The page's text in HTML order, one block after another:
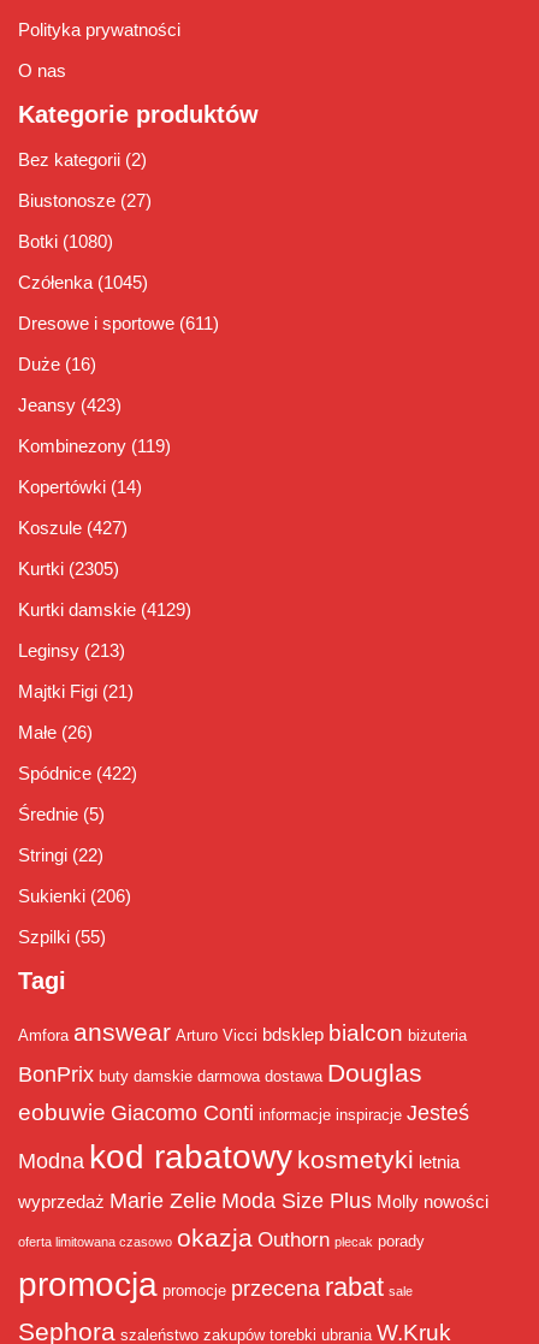
Polityka prywatności
O nas
Kategorie produktów
Bez kategorii (2)
Biustonosze (27)
Botki (1080)
Czółenka (1045)
Dresowe i sportowe (611)
Duże (16)
Jeansy (423)
Kombinezony (119)
Kopertówki (14)
Koszule (427)
Kurtki (2305)
Kurtki damskie (4129)
Leginsy (213)
Majtki Figi (21)
Małe (26)
Spódnice (422)
Średnie (5)
Stringi (22)
Sukienki (206)
Szpilki (55)
Tagi
Amfora answear Arturo Vicci bdsklep bialcon biżuteria
BonPrix buty damskie darmowa dostawa Douglas
eobuwie Giacomo Conti informacje inspiracje Jesteś
Modna kod rabatowy kosmetyki letnia
wyprzedaż Marie Zelie Moda Size Plus Molly nowości
oferta limitowana czasowo okazja Outhorn plecak porady
promocja promocje przecena rabat sale
Sephora szaleństwo zakupów torebki ubrania W.Kruk